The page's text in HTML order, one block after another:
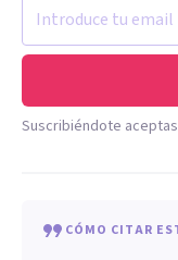
Suscribiéndote
CÓMO CITAR